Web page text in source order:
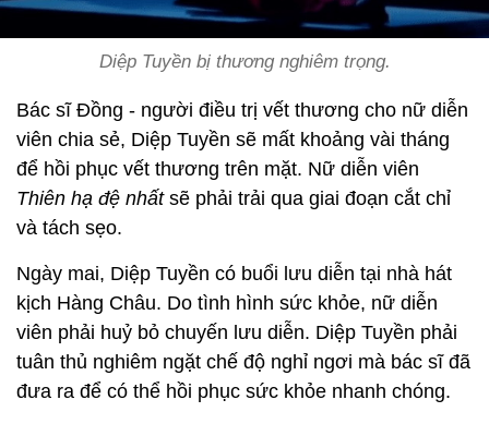
Diệp Tuyền bị thương nghiêm trọng.
Bác sĩ Đồng - người điều trị vết thương cho nữ diễn
viên chia sẻ, Diệp Tuyền sẽ mất khoảng vài tháng
để hồi phục vết thương trên mặt. Nữ diễn viên
Thiên hạ đệ nhất sẽ phải trải qua giai đoạn cắt chỉ
và tách sẹo.
Ngày mai, Diệp Tuyền có buổi lưu diễn tại nhà hát
kịch Hàng Châu. Do tình hình sức khỏe, nữ diễn
viên phải huỷ bỏ chuyến lưu diễn. Diệp Tuyền phải
tuân thủ nghiêm ngặt chế độ nghỉ ngơi mà bác sĩ đã
đưa ra để có thể hồi phục sức khỏe nhanh chóng.